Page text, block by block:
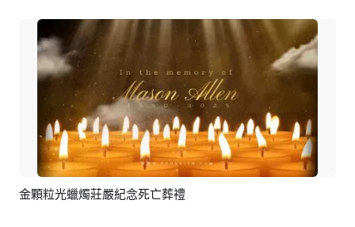
預覽
金顆粒光蠟燭莊嚴紀念死亡葬禮